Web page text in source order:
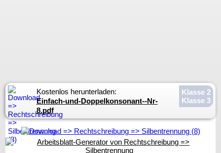
Klasse 2
Klasse 3
Kostenlos herunterladen:
Einfach-und-Doppelkonsonant--Nr-
8.pdf